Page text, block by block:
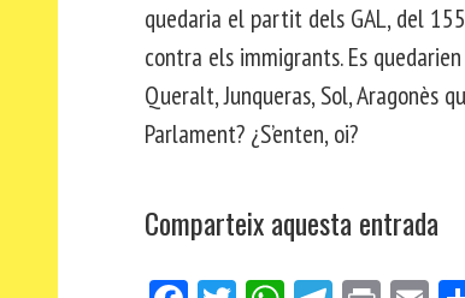
quedaria el partit dels GAL, del
contra els immigrants. Es
Queralt, Junqueras, Sol, Aragonès
Parlament? ¿S’enten, oi?
Comparteix aquesta entrada